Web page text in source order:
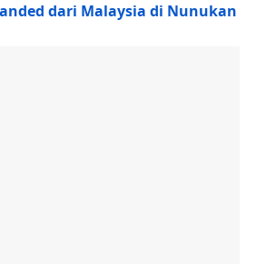
dari Malaysia di Nunukan